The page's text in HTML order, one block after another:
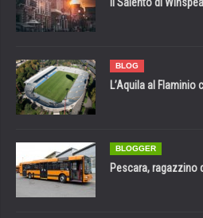
Il Salento di
BLOG
L’Aquila al
BLOGGER
Pescara, ragazzino